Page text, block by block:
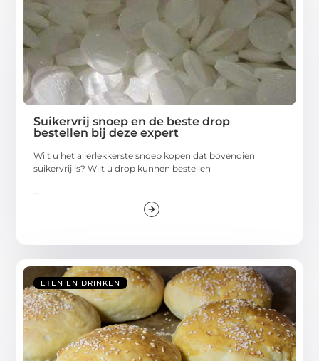
Suikervrij snoep en de beste drop
bestellen bij deze expert
Wilt u het allerlekkerste snoep kopen dat bovendien
suikervrij is? Wilt u drop kunnen bestellen
...
ETEN EN DRINKEN